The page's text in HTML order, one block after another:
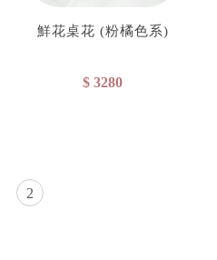
鮮花桌花 (粉橘色系)
$ 3280
2